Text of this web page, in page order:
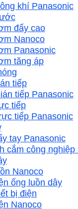
khí Panasonic
đẩy cao
Nanoco
Panasonic
tăng áp
tiếp
tiếp Panasonic
tiếp
tiếp Panasonic
tay Panasonic
cắm công nghiệp
Nanoco
ống luồn dây
bị điện
Nanoco